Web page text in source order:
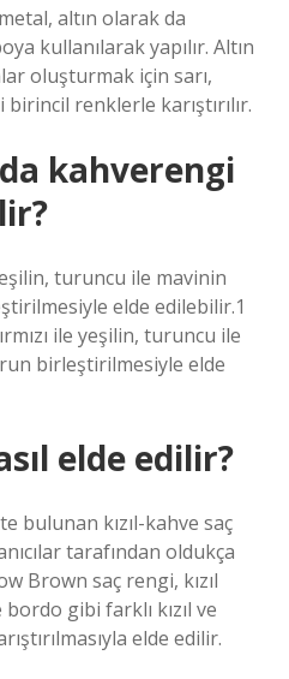
altın olarak da
kullanılarak yapılır. Altın
oluşturmak için sarı,
birincil renklerle karıştırılır.
kahverengi
turuncu ile mavinin
elde edilebilir.1
ile yeşilin, turuncu ile
birleştirilmesiyle elde
elde edilir?
bulunan kızıl-kahve saç
tarafından oldukça
Brown saç rengi, kızıl
gibi farklı kızıl ve
elde edilir.